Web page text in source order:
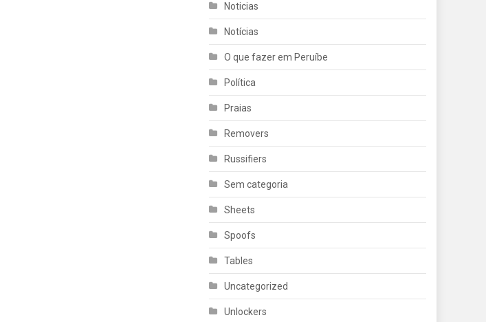
Noticias
Notícias
O que fazer em Peruíbe
Política
Praias
Removers
Russifiers
Sem categoria
Sheets
Spoofs
Tables
Uncategorized
Unlockers